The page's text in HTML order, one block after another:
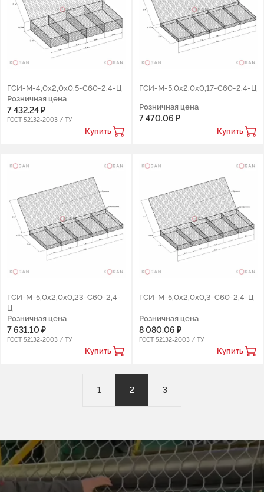
ГСИ-М-4,0х2,0х0,5-С60-2,4-Ц
Розничная цена
7 432.24 ₽
ГОСТ 52132-2003 / ТУ
Купить
ГСИ-М-5,0х2,0х0,17-С60-2,4-Ц
Розничная цена
7 470.06 ₽
Купить
ГСИ-М-5,0х2,0х0,23-С60-2,4-
Ц
Розничная цена
7 631.10 ₽
ГОСТ 52132-2003 / ТУ
Купить
ГСИ-М-5,0х2,0х0,3-С60-2,4-Ц
Розничная цена
8 080.06 ₽
ГОСТ 52132-2003 / ТУ
Купить
1 2 3